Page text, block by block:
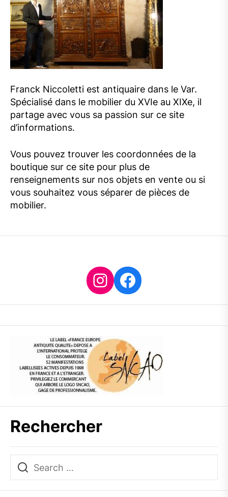
Franck Niccoletti est antiquaire dans le Var.
Spécialisé dans le mobilier du XVIe au XIXe, il
partage avec vous sa passion sur ce site
d’informations.
Vous pouvez trouver les coordonnées de la
boutique sur ce site pour plus de
renseignements sur nos objets en vente ou si
vous souhaitez vous séparer de pièces de
mobilier.
Instagram
Facebook
Rechercher